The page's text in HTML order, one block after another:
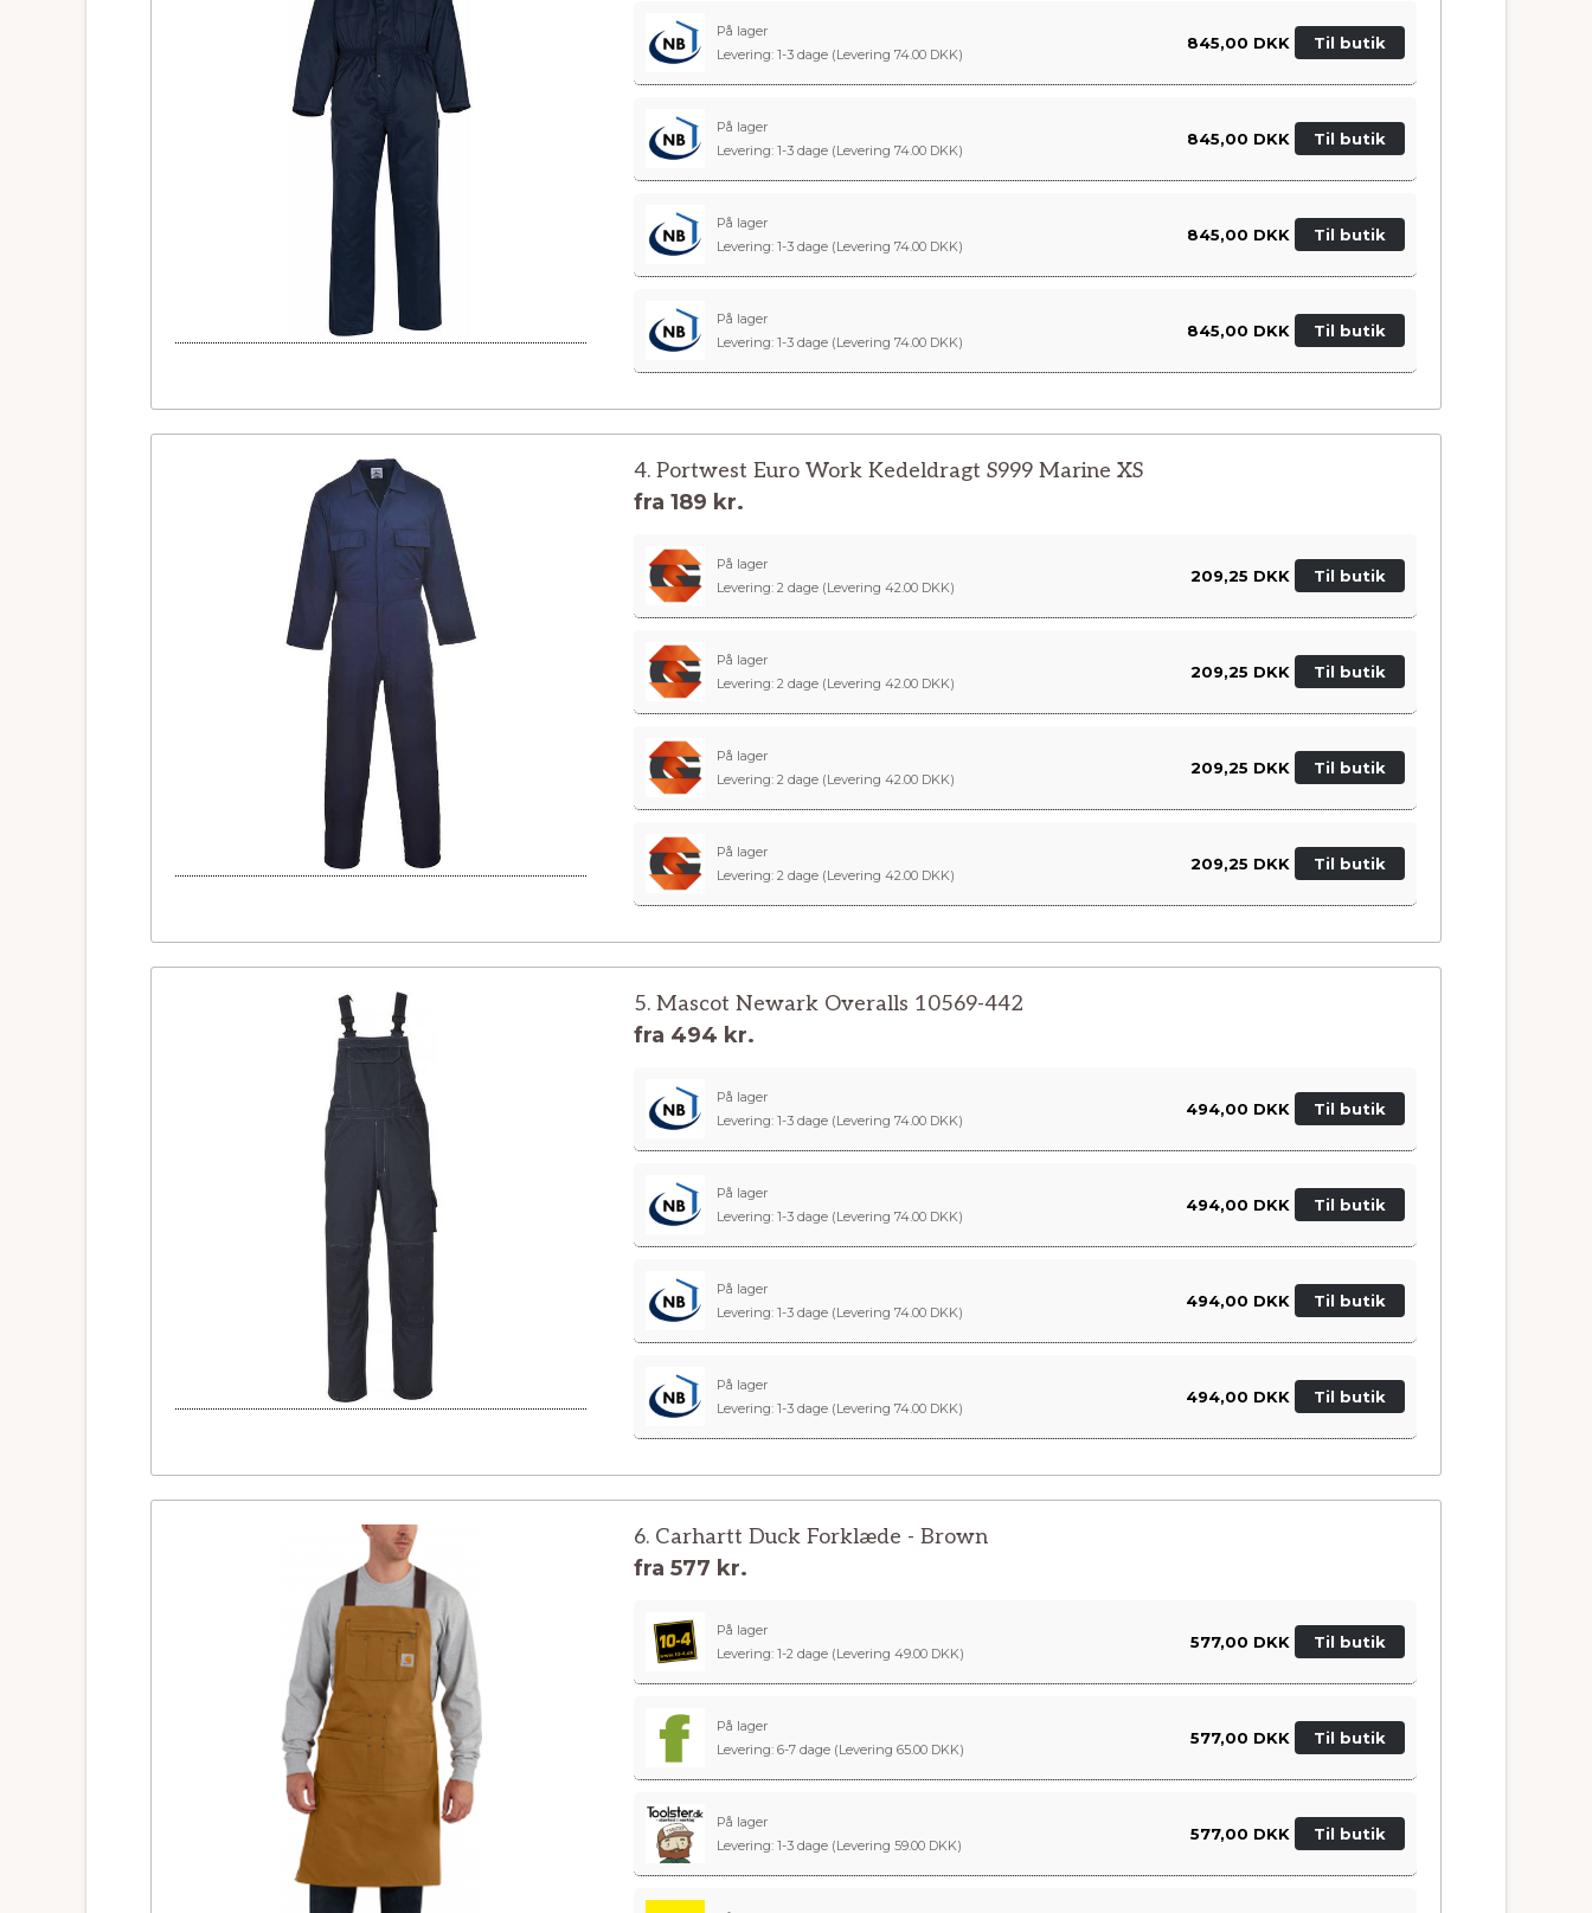
På lager
Levering: 1-3 dage (Levering 74.00 DKK)
845,00 DKK Til butik
På lager
Levering: 1-3 dage (Levering 74.00 DKK)
845,00 DKK Til butik
På lager
Levering: 1-3 dage (Levering 74.00 DKK)
845,00 DKK Til butik
På lager
Levering: 1-3 dage (Levering 74.00 DKK)
845,00 DKK Til butik
4. Portwest Euro Work Kedeldragt S999 Marine XS
fra 189 kr.
På lager
Levering: 2 dage (Levering 42.00 DKK)
209,25 DKK Til butik
På lager
Levering: 2 dage (Levering 42.00 DKK)
209,25 DKK Til butik
På lager
Levering: 2 dage (Levering 42.00 DKK)
209,25 DKK Til butik
På lager
Levering: 2 dage (Levering 42.00 DKK)
209,25 DKK Til butik
5. Mascot Newark Overalls 10569-442
fra 494 kr.
På lager
Levering: 1-3 dage (Levering 74.00 DKK)
494,00 DKK Til butik
På lager
Levering: 1-3 dage (Levering 74.00 DKK)
494,00 DKK Til butik
På lager
Levering: 1-3 dage (Levering 74.00 DKK)
494,00 DKK Til butik
På lager
Levering: 1-3 dage (Levering 74.00 DKK)
494,00 DKK Til butik
6. Carhartt Duck Forklæde - Brown
fra 577 kr.
På lager
Levering: 1-2 dage (Levering 49.00 DKK)
577,00 DKK Til butik
På lager
Levering: 6-7 dage (Levering 65.00 DKK)
577,00 DKK Til butik
På lager
Levering: 1-3 dage (Levering 59.00 DKK)
577,00 DKK Til butik